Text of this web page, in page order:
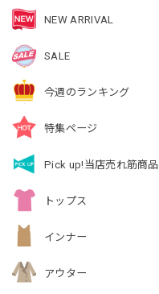
NEW ARRIVAL
SALE
今週のランキング
特集ページ
Pick up!当店売れ筋商品
トップス
インナー
アウター